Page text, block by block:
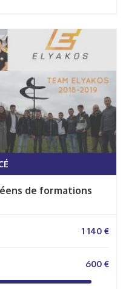
de formations
1 140 €
600 €